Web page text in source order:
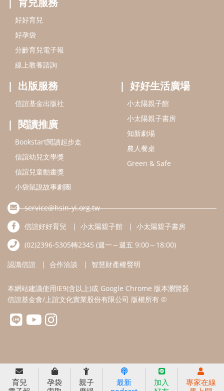
好好育兒
好孕袋
分齡育兒電子報
線上教養諮詢
出版服務
信誼基金出版社
閱讀推廣
Bookstart閱讀起步走
信誼幼兒文學獎
信誼兒童動畫獎
小袋鼠說故事劇團
好好生活廣場
小太陽親子館
小太陽親子書房
知新劇場
農人餐桌
Green & Safe
service@hsin-yi.org.tw
信誼好好育兒
小太陽親子館
小太陽親子書房
(02)2396-5305轉2345 (週一～週五 9:00～18:00)
認識信誼 合作洽談 智慧財產權聲明
本網站建議使用IE9(含以上)或 Google Chrome 版本瀏覽器
信誼基金會/上誼文化實業股份有限公司 版權所有 ©
育兒
孕袋
親子
最新
加入
專家在線